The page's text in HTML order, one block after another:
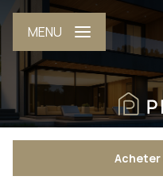
MENU
Acheter